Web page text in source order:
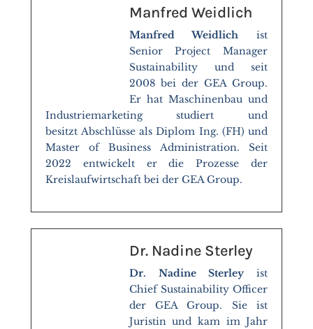
Manfred Weidlich
Manfred Weidlich ist
Senior Project Manager
Sustainability und seit
2008 bei der GEA Group.
Er hat Maschinenbau und
Industriemarketing studiert und
besitzt Abschlüsse als Diplom Ing. (FH) und
Master of Business Administration. Seit
2022 entwickelt er die Prozesse der
Kreislaufwirtschaft bei der GEA Group.
Dr. Nadine Sterley
Dr. Nadine Sterley ist
Chief Sustainability Officer
der GEA Group. Sie ist
Juristin und kam im Jahr